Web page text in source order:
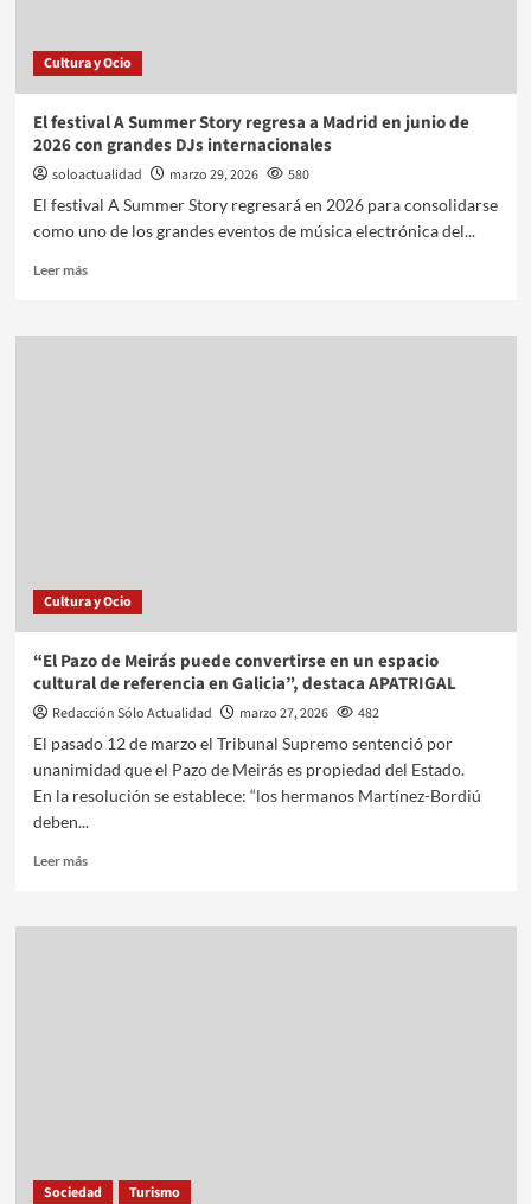
Cultura y Ocio
El festival A Summer Story regresa a Madrid en junio de
2026 con grandes DJs internacionales
soloactualidad marzo 29, 2026
580
El festival A Summer Story regresará en 2026 para consolidarse
como uno de los grandes eventos de música electrónica del...
Leer más
Cultura y Ocio
“El Pazo de Meirás puede convertirse en un espacio
cultural de referencia en Galicia”, destaca APATRIGAL
Redacción Sólo Actualidad marzo 27, 2026
482
El pasado 12 de marzo el Tribunal Supremo sentenció por
unanimidad que el Pazo de Meirás es propiedad del Estado.
En la resolución se establece: “los hermanos Martínez-Bordiú
deben...
Leer más
Sociedad Turismo